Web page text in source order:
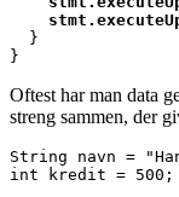
}
}
Oftest har man data
streng sammen, der
String navn =
int kredit = 500;